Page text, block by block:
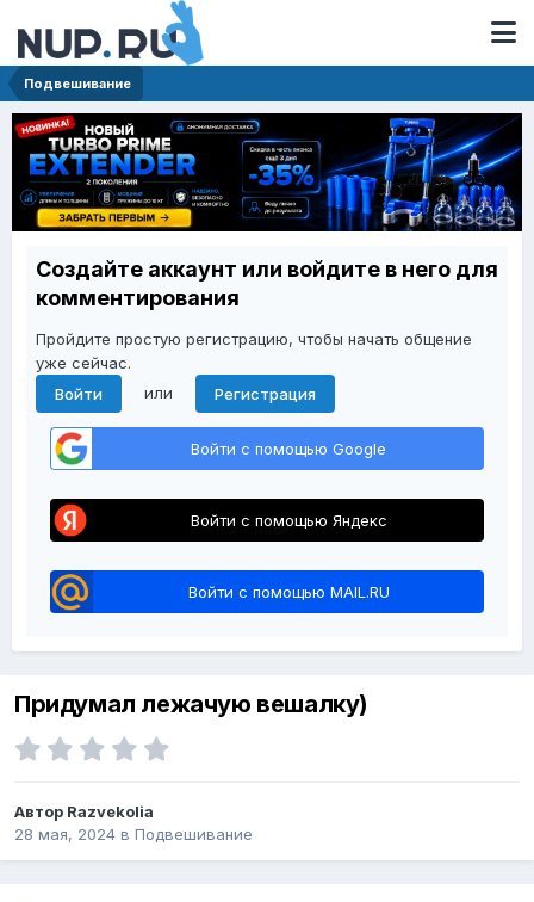
Подвешивание
Создайте аккаунт или войдите в него для
комментирования
Пройдите простую регистрацию, чтобы начать общение
уже сейчас.
Войти
или Регистрация
Войти с помощью Google
Войти с помощью Яндекс
Войти с помощью MAIL.RU
Придумал лежачую вешалку)
Автор Razvekolia
28 мая, 2024 в Подвешивание